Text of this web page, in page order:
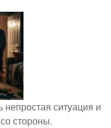
ситуация и
стороны.